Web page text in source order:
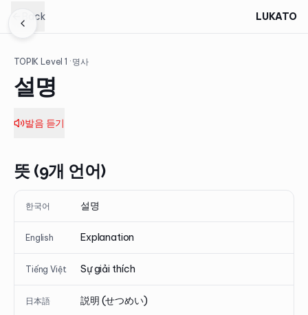
Back LUKATO
TOPIK Level1 · 명사
설명
발음 듣기
뜻 (9개 언어)
한국어 설명
English Explanation
Tiếng Việt Sự giải thích
日本語 説明 (せつめい)